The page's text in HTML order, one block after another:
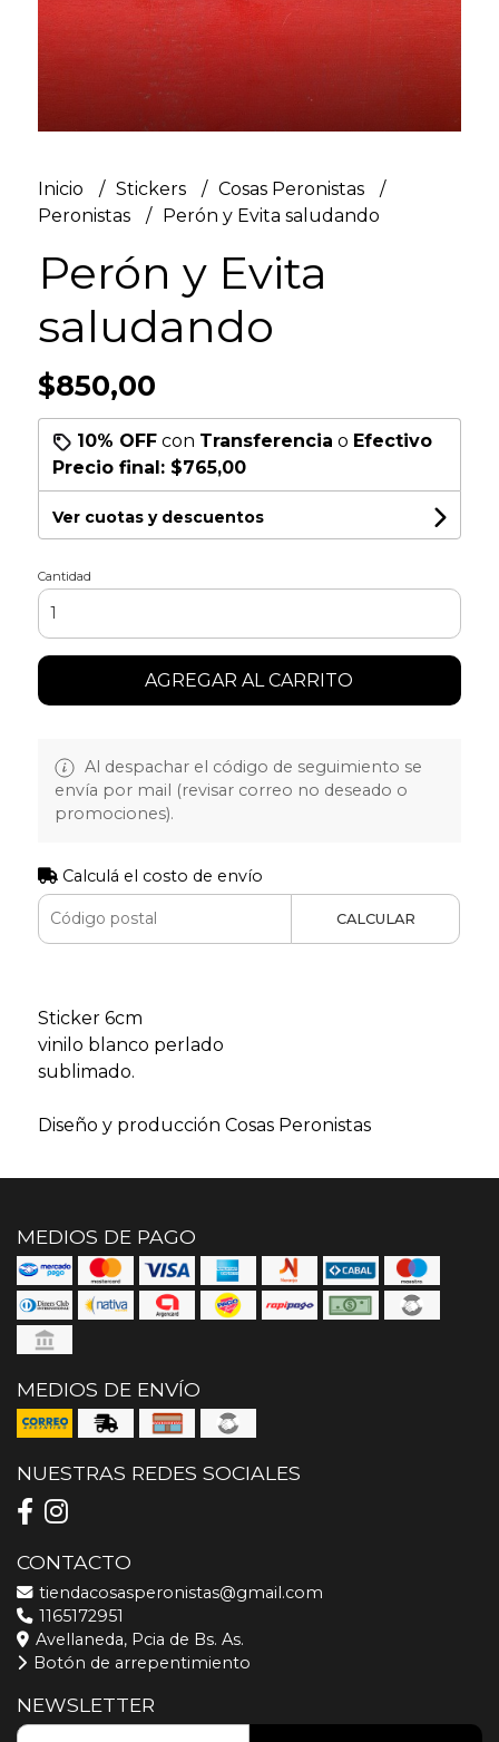
Inicio Stickers
Cosas Peronistas
Peronistas
Perón y Evita saludando
Perón y Evita
saludando
$850,00
10% OFFcon Transferencia o Efectivo
Precio final: $765,00
Ver cuotas y descuentos
Cantidad
AGREGAR AL CARRITO
Al despachar el código de seguimiento se
envía por mail (revisar correo no deseado o
promociones).
Calculá el costo de envío
CALCULAR
Sticker 6cm
vinilo blanco perlado
sublimado.
Diseño y producción Cosas Peronistas
MEDIOS DE PAGO
MEDIOS DE ENVÍO
NUESTRAS REDES SOCIALES
CONTACTO
tiendacosasperonistas@gmail.com
1165172951
Avellaneda, Pcia de Bs. As.
Botón de arrepentimiento
NEWSLETTER